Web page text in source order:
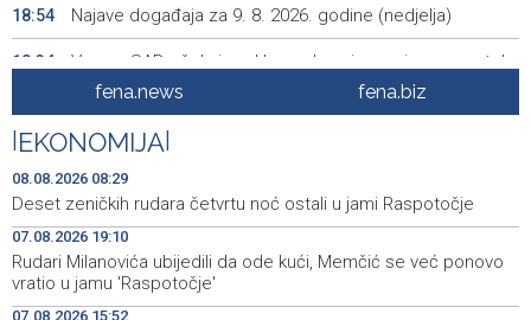
18:54 Najave događaja za 9. 8. 2026. godine (nedjelja)
18:34
Vance: SAD očekuje od Irana da osigura siguran protok
nafte kroz Hormuški moreuz
18:21
Iranski šef sigurnosti: Hormuški moreuz će ostati
zatvoren dok SAD ne ispuni zahtjeve Teherana
18:09
Iran 'vrlo blizu' dogovora s Omanom o novoj Hormuškoj
18:05
Koncertom Marije Šerifović večeras se zatvara
manifestacija 'Dani dijaspore Travnik 2026'
fena.news fena.biz
EKONOMIJA
08.08.2026 08:29
Deset zeničkih rudara četvrtu noć ostali u jami Raspotočje
07.08.2026 19:10
Rudari Milanovića ubijedili da ode kući, Memčić se već ponovo
vratio u jamu 'Raspotočje'
07.08.2026 15:52